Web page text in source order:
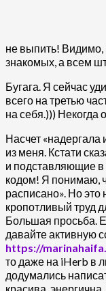
не выпить!
знакомых, а всем
Бугага. Я сейчас
всего на третью
на себя.))) Некогда
Насчет «надергала
из меня. Кстати
и подставляющие
кодом! Я понимаю,
расписано». Но это
кропотливый труд
Большая просьба.
давайте активную
https://
то даже на iHerb в
додумались